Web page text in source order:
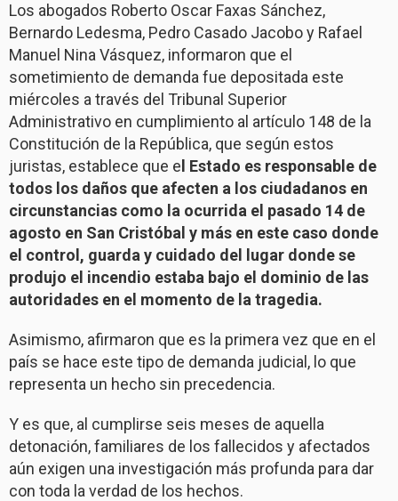
Los abogados Roberto Oscar Faxas Sánchez,
Bernardo Ledesma, Pedro Casado Jacobo y Rafael
Manuel Nina Vásquez, informaron que el
sometimiento de demanda fue depositada este
miércoles a través del Tribunal Superior
Administrativo en cumplimiento al artículo 148 de la
Constitución de la República, que según estos
juristas, establece que el Estado es responsable de
todos los daños que afecten a los ciudadanos en
circunstancias como la ocurrida el pasado 14 de
agosto en San Cristóbal y más en este caso donde
el control, guarda y cuidado del lugar donde se
produjo el incendio estaba bajo el dominio de las
autoridades en el momento de la tragedia.
Asimismo, afirmaron que es la primera vez que en el
país se hace este tipo de demanda judicial, lo que
representa un hecho sin precedencia.
Y es que, al cumplirse seis meses de aquella
detonación, familiares de los fallecidos y afectados
aún exigen una investigación más profunda para dar
con toda la verdad de los hechos.